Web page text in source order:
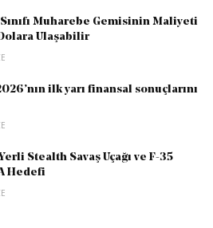
Muharebe Gemisinin Maliyeti
Ulaşabilir
ilk yarı finansal sonuçlarını
Stealth Savaş Uçağı ve F-35
Hedefi